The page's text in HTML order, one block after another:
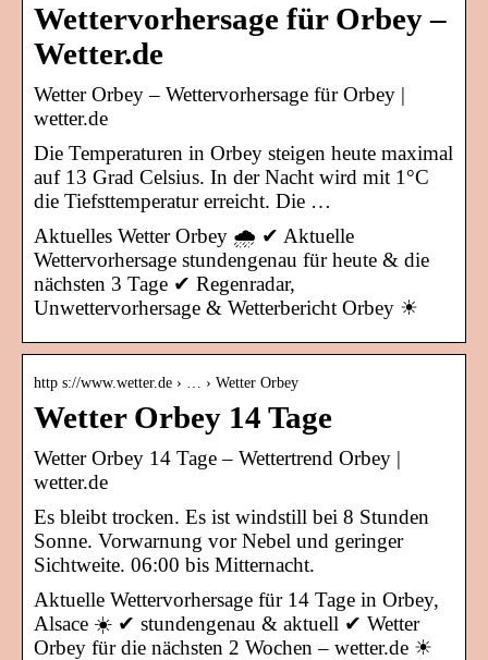
Wettervorhersage für Orbey –
Wetter.de
Wetter Orbey – Wettervorhersage für Orbey |
wetter.de
Die Temperaturen in Orbey steigen heute maximal
auf 13 Grad Celsius. In der Nacht wird mit 1°C
die Tiefsttemperatur erreicht. Die …
Aktuelles Wetter Orbey 🌧️ ✔ Aktuelle
Wettervorhersage stundengenau für heute & die
nächsten 3 Tage ✔ Regenradar,
Unwettervorhersage & Wetterbericht Orbey ☀
http s://www.wetter.de › … › Wetter Orbey
Wetter Orbey 14 Tage
Wetter Orbey 14 Tage – Wettertrend Orbey |
wetter.de
Es bleibt trocken. Es ist windstill bei 8 Stunden
Sonne. Vorwarnung vor Nebel und geringer
Sichtweite. 06:00 bis Mitternacht.
Aktuelle Wettervorhersage für 14 Tage in Orbey,
Alsace ☀️ ✔ stundengenau & aktuell ✔ Wetter
Orbey für die nächsten 2 Wochen – wetter.de ☀